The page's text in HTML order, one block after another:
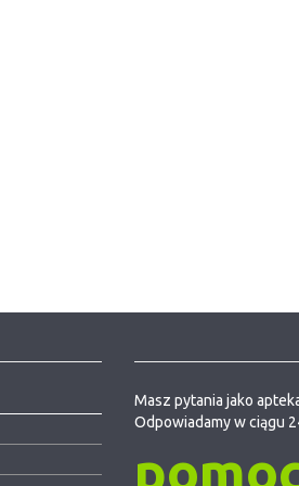
Masz pytania jako
Odpowiadamy w ciągu